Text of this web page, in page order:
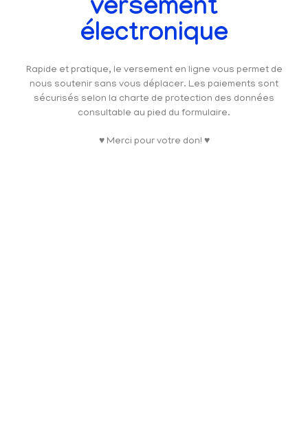
versement
électronique
Rapide et pratique, le versement en ligne vous permet de
nous soutenir sans vous déplacer. Les paiements sont
sécurisés selon la charte de protection des données
consultable au pied du formulaire.
♥ Merci pour votre don! ♥